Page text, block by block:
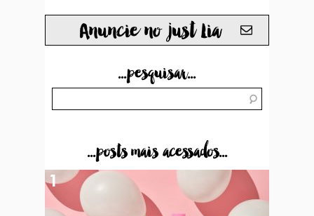
Anuncie no just Lia
...pesquisar...
...posts mais acessados...
1